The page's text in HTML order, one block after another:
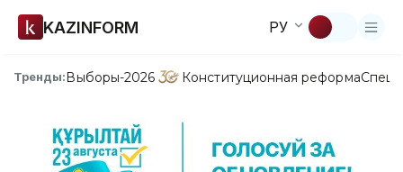
KAZINFORM РУ
Тренды:Выборы-2026 Конституционная реформа